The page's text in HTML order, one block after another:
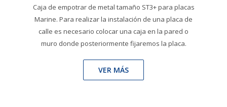
Caja de empotrar de metal tamaño ST3+ para placas
Marine. Para realizar la instalación de una placa de
calle es necesario colocar una caja en la pared o
muro donde posteriormente fijaremos la placa.
VER MÁS